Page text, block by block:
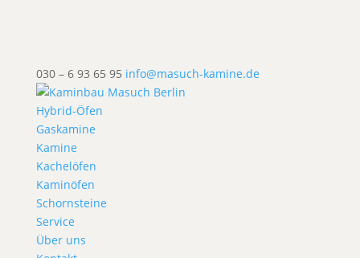
030 – 6 93 65 95 info@masuch-kamine.de
Hybrid-Öfen
Gaskamine
Kamine
Kachelöfen
Kaminöfen
Schornsteine
Service
Über uns